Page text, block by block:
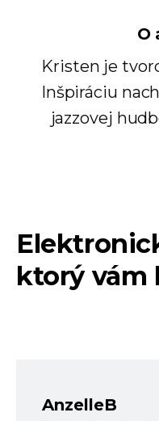
O
Kristen je
Inšpiráciu
jazzovej
ktorý vám
AnzelleB